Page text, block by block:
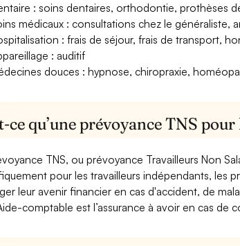
: soins dentaires, orthodontie, prothèses
médicaux : consultations chez le généraliste,
: frais de séjour, frais de transport,
: auditif
douces : hypnose, chiropraxie,
ce qu’une prévoyance TNS
TNS, ou prévoyance Travailleurs Non
pour les travailleurs indépendants, les
leur avenir financier en cas d'accident, de
comptable est l’assurance à avoir en cas de